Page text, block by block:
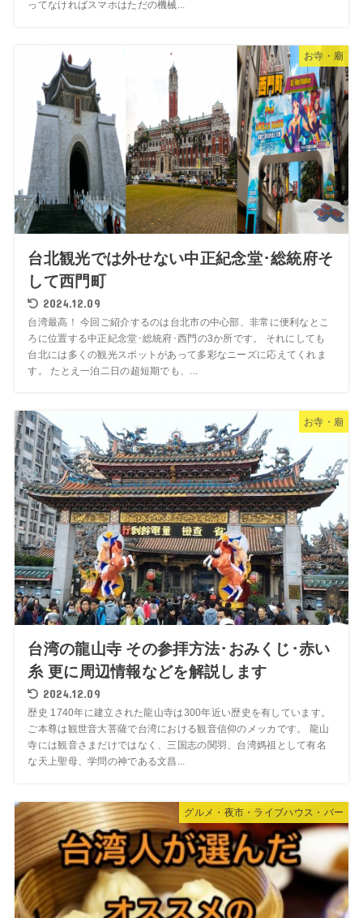
ってなければスマホはただの機械...
お寺・廟
台北観光では外せない中正紀念堂･総統府そ
して西門町
2024.12.09
台湾最高！ 今回ご紹介するのは台北市の中心部、非常に便利なとこ
ろに位置する中正紀念堂･総統府･西門の3か所です。 それにしても
台北には多くの観光スポットがあって多彩なニーズに応えてくれま
す。 たとえ一泊二日の超短期でも、...
お寺・廟
台湾の龍山寺 その参拝方法･おみくじ･赤い
糸 更に周辺情報などを解説します
2024.12.09
歴史 1740年に建立された龍山寺は300年近い歴史を有しています。
ご本尊は観世音大菩薩で台湾における観音信仰のメッカです。 龍山
寺には観音さまだけではなく、三国志の関羽、台湾媽祖として有名
な天上聖母、学問の神である文昌...
グルメ・夜市・ライブハウス・バー